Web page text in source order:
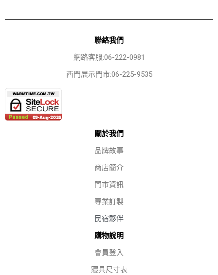
聯絡我們
網路客服:06-222-0981
西門展示門市:06-225-9535
關於我們
品牌故事
商店簡介
門市資訊
專業訂製
民宿夥伴
購物說明
會員登入
寢具尺寸表